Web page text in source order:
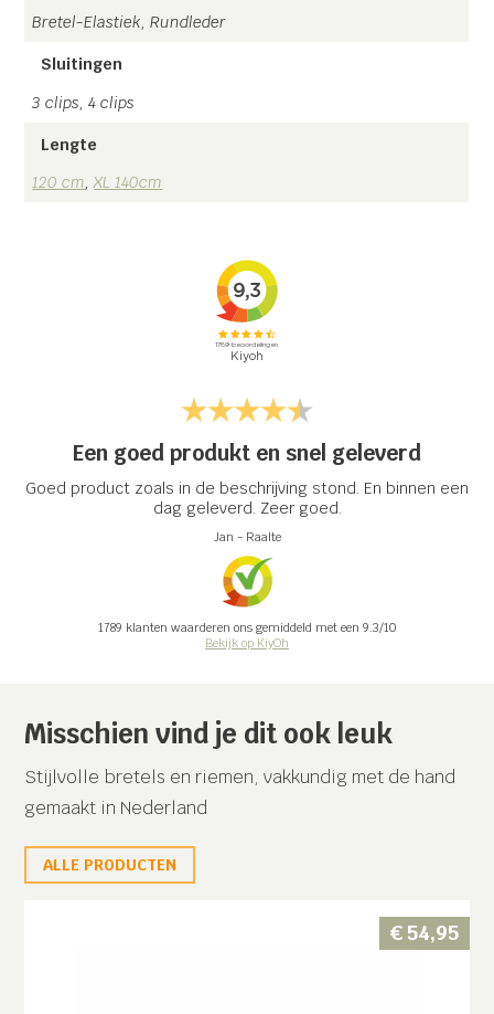
Bretel-Elastiek, Rundleder
Sluitingen
3 clips, 4 clips
Lengte
120 cm,XL 140cm
Een goed produkt en snel geleverd
Goed product zoals in de beschrijving stond. En binnen een
dag geleverd. Zeer goed.
Jan - Raalte
1789 klanten waarderen ons gemiddeld met een 9.3/10
Bekijk op KiyOh
Misschien vind je dit ook leuk
Stijlvolle bretels en riemen, vakkundig met de hand
gemaakt in Nederland
ALLE PRODUCTEN
€54,95